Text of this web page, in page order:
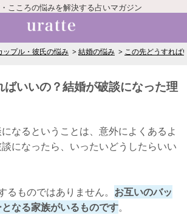
こころの悩みを解決する占いマガジン
ップル・彼氏の悩み 結婚の悩み この先どうすれば
ばいいの？結婚が破談になった理
なるということは、意外によくあるよ
になったら、いったいどうしたらいい
るものではありません。 お互いのバッ
なる家族がいるものです。